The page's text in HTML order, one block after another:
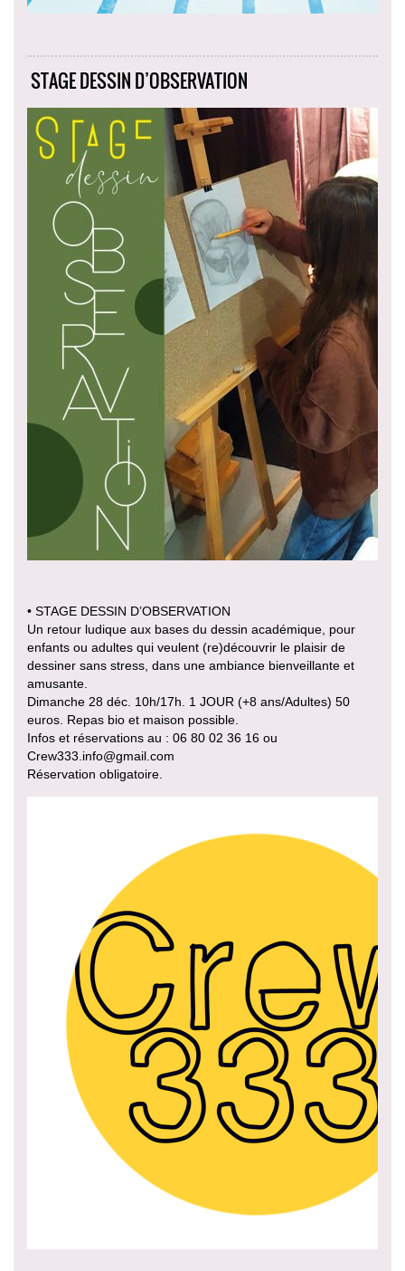
STAGE DESSIN D’OBSERVATION
• STAGE DESSIN D’OBSERVATION
Un retour ludique aux bases du dessin académique, pour
enfants ou adultes qui veulent (re)découvrir le plaisir de
dessiner sans stress, dans une ambiance bienveillante et
amusante.
Dimanche 28 déc. 10h/17h. 1 JOUR (+8 ans/Adultes) 50
euros. Repas bio et maison possible.
Infos et réservations au : 06 80 02 36 16 ou
Crew333.info@gmail.com
Réservation obligatoire.